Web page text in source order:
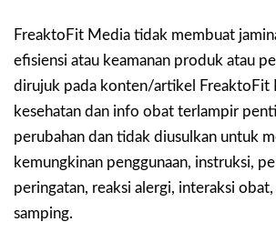
FreaktoFit Media tidak membuat
efisiensi atau keamanan produk atau
dirujuk pada konten/artikel FreaktoFit
kesehatan dan info obat terlampir
perubahan dan tidak diusulkan untuk
kemungkinan penggunaan, instruksi,
peringatan, reaksi alergi, interaksi
samping.